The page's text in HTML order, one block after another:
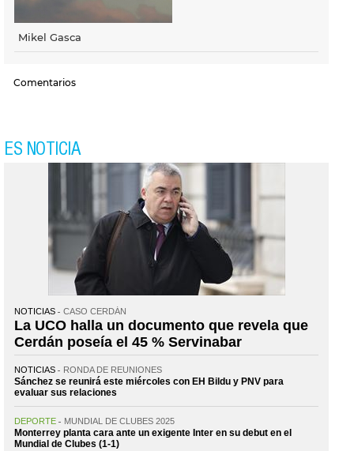
Mikel Gasca
Comentarios
ES NOTICIA
NOTICIAS CASO CERDÁN
La UCO halla un documento que revela que
Cerdán poseía el 45 % Servinabar
NOTICIAS RONDA DE REUNIONES
Sánchez se reunirá este miércoles con EH Bildu y PNV para
evaluar sus relaciones
DEPORTE MUNDIAL DE CLUBES 2025
Monterrey planta cara ante un exigente Inter en su debut en el
Mundial de Clubes (1-1)